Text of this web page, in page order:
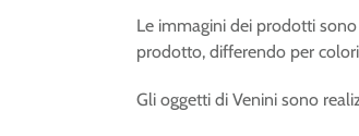
Le immagini dei prodotti
prodotto, differendo per
Gli oggetti di Venini sono